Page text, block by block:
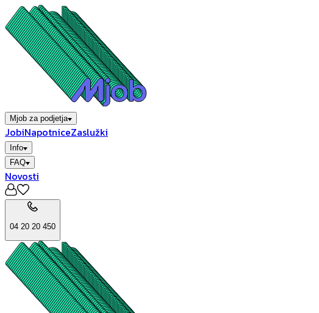
Mjob za podjetja
JobiNapotniceZaslužki
Info
FAQ
Novosti
04 20 20 450